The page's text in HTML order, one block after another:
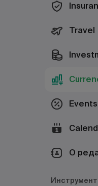
Travel
Events
О